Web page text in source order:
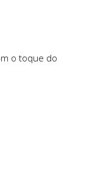
o toque do